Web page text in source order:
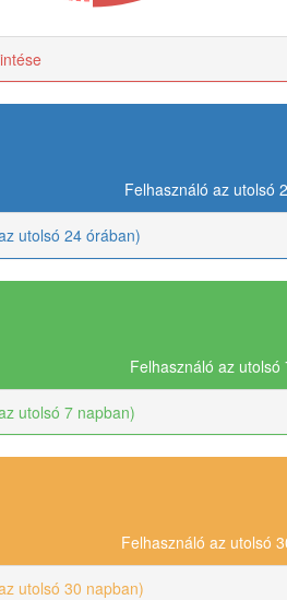
Felhasználó az utolsó
utolsó 24 órában)
Felhasználó az utolsó
utolsó 7 napban)
Felhasználó az utolsó
utolsó 30 napban)